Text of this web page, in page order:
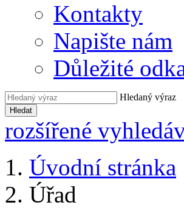
Kontakty
Napište nám
Důležité
Hledaný výraz
Hledat
rozšířené
Úvodní stránka
Úřad